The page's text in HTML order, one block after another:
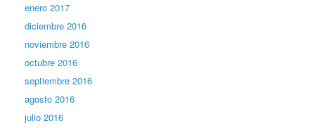
enero 2017
diciembre 2016
noviembre 2016
octubre 2016
septiembre 2016
agosto 2016
julio 2016